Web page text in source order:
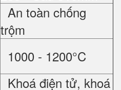
An toàn chống
trộm
1000 - 1200°C
Khoá điện tử, khoá